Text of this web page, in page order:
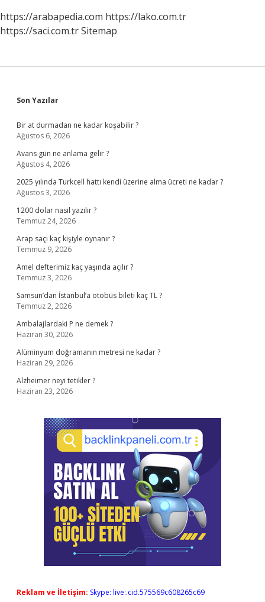
Banyo
Yaptırılır
https://arabapedia.com https://lako.com.tr
https://saci.com.trSitemap
Sidebar
Son Yazılar
Bir at durmadan ne kadar koşabilir ?
Ağustos 6, 2026
Avans gün ne anlama gelir ?
Ağustos 4, 2026
2025 yılında Turkcell hattı kendi üzerine alma ücreti ne kadar ?
Ağustos 3, 2026
1200 dolar nasıl yazılır ?
Temmuz 24, 2026
Arap saçı kaç kişiyle oynanır ?
Temmuz 9, 2026
Amel defterimiz kaç yaşında açılır ?
Temmuz 3, 2026
Samsun’dan İstanbul’a otobüs bileti kaç TL ?
Temmuz 2, 2026
Ambalajlardaki P ne demek ?
Haziran 30, 2026
Alüminyum doğramanın metresi ne kadar ?
Haziran 29, 2026
Alzheimer neyi tetikler ?
Haziran 23, 2026
Reklam ve İletişim: Skype: live:.cid.575569c608265c69